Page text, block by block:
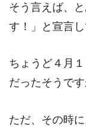
そう言えば、
す！」
と宣言
ちょうど４月
だったそうです
ただ、その時に